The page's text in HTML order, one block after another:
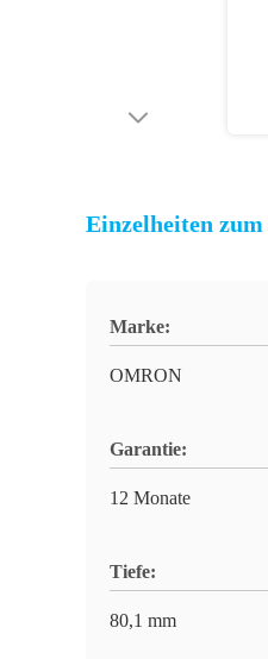
Einzelheiten
Marke:
OMRON
Garantie:
12 Monate
Tiefe:
80,1 mm